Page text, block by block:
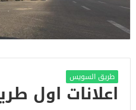
طريق السويس
اعلانات اول